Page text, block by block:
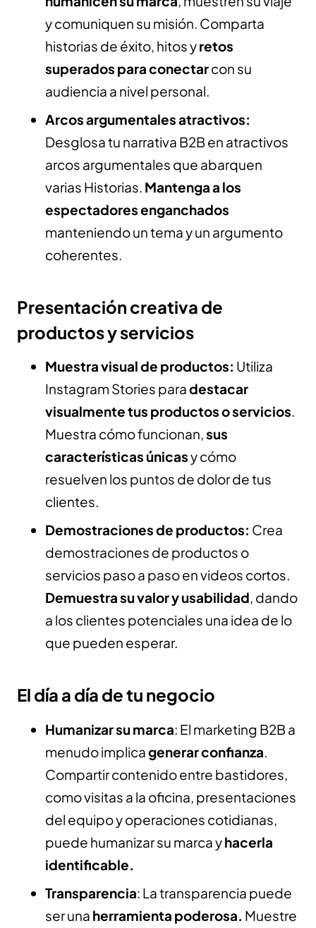
y comuniquen su misión. Comparta
historias de éxito, hitos yretos
superados para conectarcon su
audiencia a nivel personal.
Arcos argumentales atractivos:
Desglosa tu narrativa B2B en atractivos
arcos argumentales que abarquen
varias Historias. Mantenga a los
espectadores enganchados
manteniendo un tema y un argumento
coherentes.
Presentación creativa de
productos y servicios
Muestra visual de productos: Utiliza
Instagram Stories paradestacar
visualmente tus productos o servicios.
Muestra cómo funcionan,sus
características únicasy cómo
resuelven los puntos de dolor de tus
clientes.
Demostraciones de productos: Crea
demostraciones de productos o
servicios paso a paso en videos cortos.
Demuestra su valor y usabilidad, dando
a los clientes potenciales una idea de lo
que pueden esperar.
El día a día de tu negocio
Humanizar su marca: El marketing B2B a
menudo implicagenerar confianza.
Compartir contenido entre bastidores,
como visitas a la oficina, presentaciones
del equipo y operaciones cotidianas,
puede humanizar su marca yhacerla
identificable.
Transparencia: La transparencia puede
ser una herramienta poderosa. Muestre